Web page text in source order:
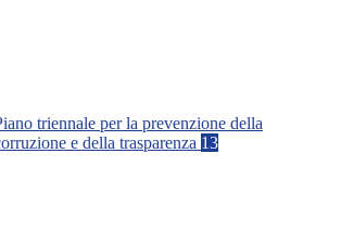
triennale per la prevenzione della
e della trasparenza 13